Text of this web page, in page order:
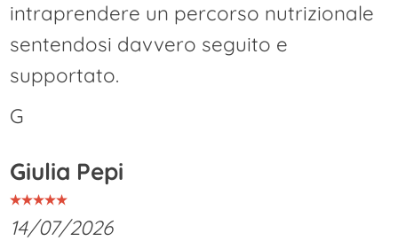
intraprendere un percorso nutrizionale
sentendosi davvero seguito e
supportato.
G
Giulia Pepi
14/07/2026